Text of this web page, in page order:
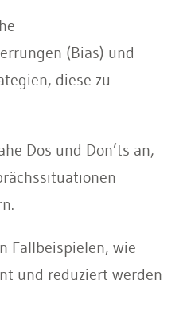
(Bias) und
diese zu
Dos und Don’ts an,
Fallbeispielen, wie
und reduziert werden